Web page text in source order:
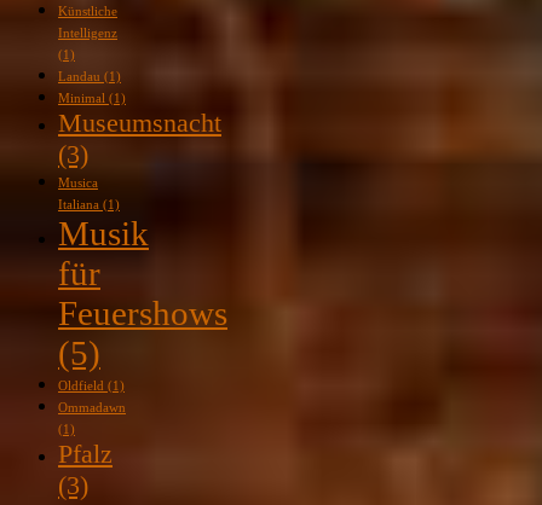
Künstliche
Intelligenz
(1)
Landau (1)
Minimal (1)
Museumsnacht
(3)
Musica
Italiana (1)
Musik
für
Feuershows
(5)
Oldfield (1)
Ommadawn
(1)
Pfalz
(3)